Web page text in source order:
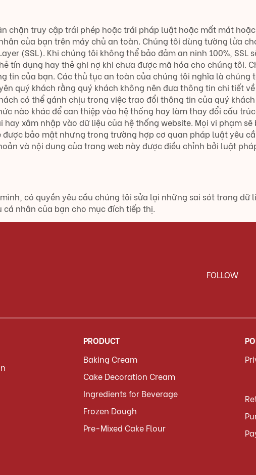
chặn truy cập trái phép hoặc trái pháp luật hoặc mất mát
của bạn trên máy chủ an toàn. Chúng tôi dùng tường lửa
(SSL). Khi chúng tôi không thể bảo đảm an ninh 100%, SSL
tín dụng hay thẻ ghi nợ khi chưa được mã hóa cho chúng tôi.
của bạn. Các thủ tục an toàn của chúng tôi nghĩa là chúng
quý khách rằng quý khách không nên đưa thông tin chi tiết
có thể gánh chịu trong việc trao đổi thông tin của quý
nào khác để can thiệp vào hệ thống hay làm thay đổi cấu
xâm nhập vào dữ liệu của hệ thống website. Mọi vi phạm
bảo mật nhưng trong trường hợp cơ quan pháp luật yêu
và nội dung của trang web này được điều chỉnh bởi luật
có quyền yêu cầu chúng tôi sửa lại những sai sót trong dữ
nhân của bạn cho mục đích tiếp thị.
FOLLOW
PRODUCT
Baking Cream
Cake Decoration Cream
Ingredients for Beverage
Frozen Dough
Pre-Mixed Cake Flour